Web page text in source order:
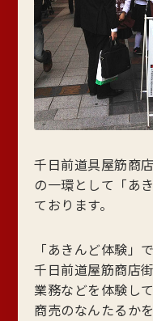
千日前道具屋筋商
の一環として「あ
ております。
「あきんど体験」で
千日前道屋筋商店
業務などを体験し
商売のなんたるか